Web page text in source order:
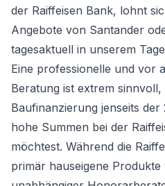
der Raiffeisen Bank, lohnt
Angebote von Santander
tagesaktuell in unserem
Eine professionelle und vor
Beratung ist extrem
Baufinanzierung jenseits
hohe Summen bei der
möchtest. Während die
primär hauseigene